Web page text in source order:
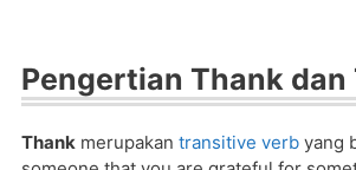
Pengertian Thank dan
Thank merupakan transitive verb yang